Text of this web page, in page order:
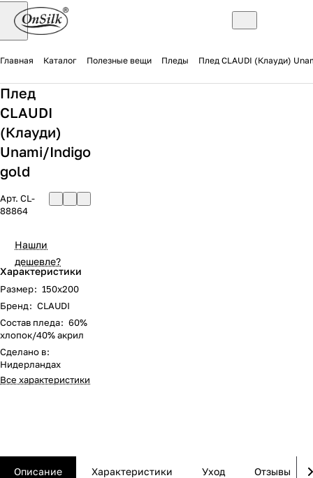
Главная Каталог Полезные вещи Пледы Плед CLAUDI (Клауди)
Плед
CLAUDI
(Клауди)
Unami/Indigo
gold
Арт. CL-
88864
Нашли
дешевле?
Характеристики
Размер: 150х200
Бренд: CLAUDI
Состав пледа: 60%
хлопок/40% акрил
Сделано в:
Нидерландах
Все характеристики
Описание Характеристики Уход Отзывы